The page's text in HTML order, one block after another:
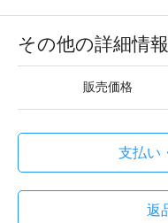
その他の詳細情報
販売価格
支払い
返